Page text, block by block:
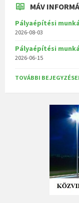
MÁV
Pályaépítési
2026-08-03
Pályaépítési
2026-06-15
TOVÁBBI